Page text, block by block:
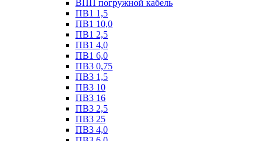
ВПП погружной кабель
ПВ1 1,5
ПВ1 10,0
ПВ1 2,5
ПВ1 4,0
ПВ1 6,0
ПВ3 0,75
ПВ3 1,5
ПВ3 10
ПВ3 16
ПВ3 2,5
ПВ3 25
ПВ3 4,0